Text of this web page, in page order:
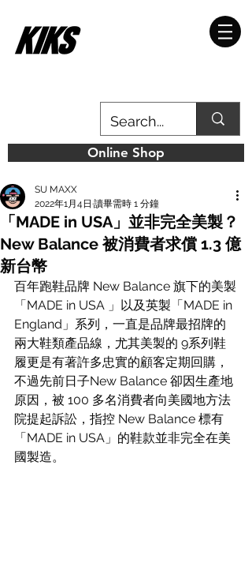
Online Shop
「MADE in USA」並非完全美製？
New Balance 被消費者求償 1.3 億
新台幣
SU MAXX
2022年1月4日 讀畢需時 1 分鐘
百年跑鞋品牌 New Balance 旗下的美製
「MADE in USA 」以及英製「MADE in
England」系列，一直是品牌最招牌的
兩大鞋類產品線，尤其美製的 9系列鞋
履更是有著許多忠實的顧客定期回購，
不過先前日子New Balance 卻因生產地
原因，被 100 多名消費者向美國地方法
院提起訴訟，指控 New Balance 標有
「MADE in USA」的鞋款並非完全在美
國製造。